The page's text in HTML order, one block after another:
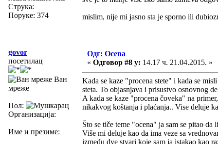
Струка:
Поруке: 374
mislim, nije mi jasno sta je sporno ili
govor
посетилац
Ван
мреже
Пол:
Организација:
Име и презиме:
Одг: Ocena
« Одговор #8 у: 14.17 ч. 21.04.2015. »
Kada se kaze "procena stete" i kada se
steta. To objasnjava i prisustvo osnovnog
A kada se kaze "procena čoveka" na
nikakvog koštanja i plaćanja.. Vise deluje
Što se tiče teme "ocena" ja sam se pitao
Više mi deluje kao da ima veze sa
između dve stvari koje sam ja istakao kao